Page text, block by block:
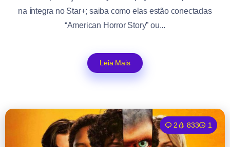
na íntegra no Star+; saiba como elas estão conectadas
“American Horror Story” ou...
Leia Mais
2 833 1